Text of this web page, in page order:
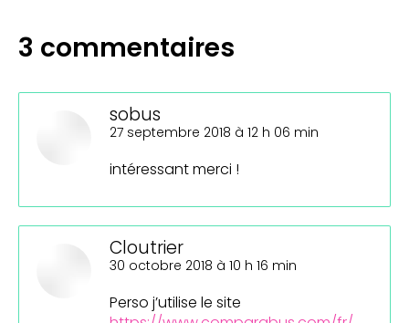
3 commentaires
sobus
dit
27 septembre 2018 à 12 h 06 min
intéressant merci !
Cloutrier
dit
30 octobre 2018 à 10 h 16 min
Perso j’utilise le site